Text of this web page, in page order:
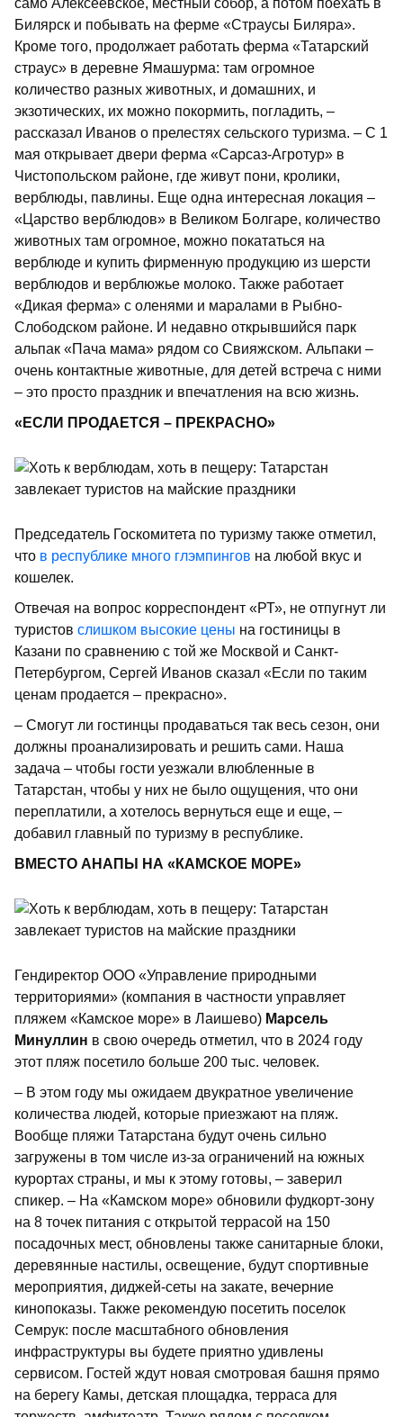
само Алексеевское, местный собор, а потом поехать в
Билярск и побывать на ферме «Страусы Биляра».
Кроме того, продолжает работать ферма «Татарский
страус» в деревне Ямашурма: там огромное
количество разных животных, и домашних, и
экзотических, их можно покормить, погладить, –
рассказал Иванов о прелестях сельского туризма. – С 1
мая открывает двери ферма «Сарсаз-Агротур» в
Чистопольском районе, где живут пони, кролики,
верблюды, павлины. Еще одна интересная локация –
«Царство верблюдов» в Великом Болгаре, количество
животных там огромное, можно покататься на
верблюде и купить фирменную продукцию из шерсти
верблюдов и верблюжье молоко. Также работает
«Дикая ферма» с оленями и маралами в Рыбно-
Слободском районе. И недавно открывшийся парк
альпак «Пача мама» рядом со Свияжском. Альпаки –
очень контактные животные, для детей встреча с ними
– это просто праздник и впечатления на всю жизнь.
«ЕСЛИ ПРОДАЕТСЯ – ПРЕКРАСНО»
Председатель Госкомитета по туризму также отметил,
что в республике много глэмпингов на любой вкус и
кошелек.
Отвечая на вопрос корреспондент «РТ», не отпугнут ли
туристов слишком высокие цены на гостиницы в
Казани по сравнению с той же Москвой и Санкт-
Петербургом, Сергей Иванов сказал «Если по таким
ценам продается – прекрасно».
– Смогут ли гостинцы продаваться так весь сезон, они
должны проанализировать и решить сами. Наша
задача – чтобы гости уезжали влюбленные в
Татарстан, чтобы у них не было ощущения, что они
переплатили, а хотелось вернуться еще и еще, –
добавил главный по туризму в республике.
ВМЕСТО АНАПЫ НА «КАМСКОЕ МОРЕ»
Гендиректор ООО «Управление природными
территориями» (компания в частности управляет
пляжем «Камское море» в Лаишево) Марсель
Минуллин в свою очередь отметил, что в 2024 году
этот пляж посетило больше 200 тыс. человек.
– В этом году мы ожидаем двукратное увеличение
количества людей, которые приезжают на пляж.
Вообще пляжи Татарстана будут очень сильно
загружены в том числе из-за ограничений на южных
курортах страны, и мы к этому готовы, – заверил
спикер. – На «Камском море» обновили фудкорт-зону
на 8 точек питания с открытой террасой на 150
посадочных мест, обновлены также санитарные блоки,
деревянные настилы, освещение, будут спортивные
мероприятия, диджей-сеты на закате, вечерние
кинопоказы. Также рекомендую посетить поселок
Семрук: после масштабного обновления
инфраструктуры вы будете приятно удивлены
сервисом. Гостей ждут новая смотровая башня прямо
на берегу Камы, детская площадка, терраса для